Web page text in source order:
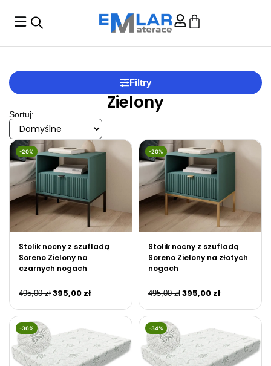
Filtry
Zielony
Sortuj:
-20%
Stolik nocny z szufladą
Soreno Zielony na
czarnych nogach
495,00zł 395,00 zł
-20%
Stolik nocny z szufladą
Soreno Zielony na złotych
nogach
495,00zł 395,00 zł
-36% -34%